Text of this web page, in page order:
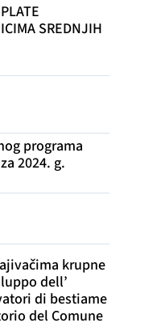
SREDNJIH
programa
2024. g.
krupne
dell’
di bestiame
del Comune